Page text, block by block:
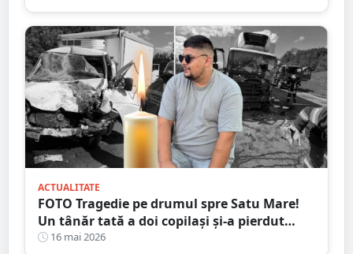
ACTUALITATE
FOTO Tragedie pe drumul spre Satu Mare!
Un tânăr tată a doi copilași și-a pierdut
viața într-un accident cumplit
16 mai 2026